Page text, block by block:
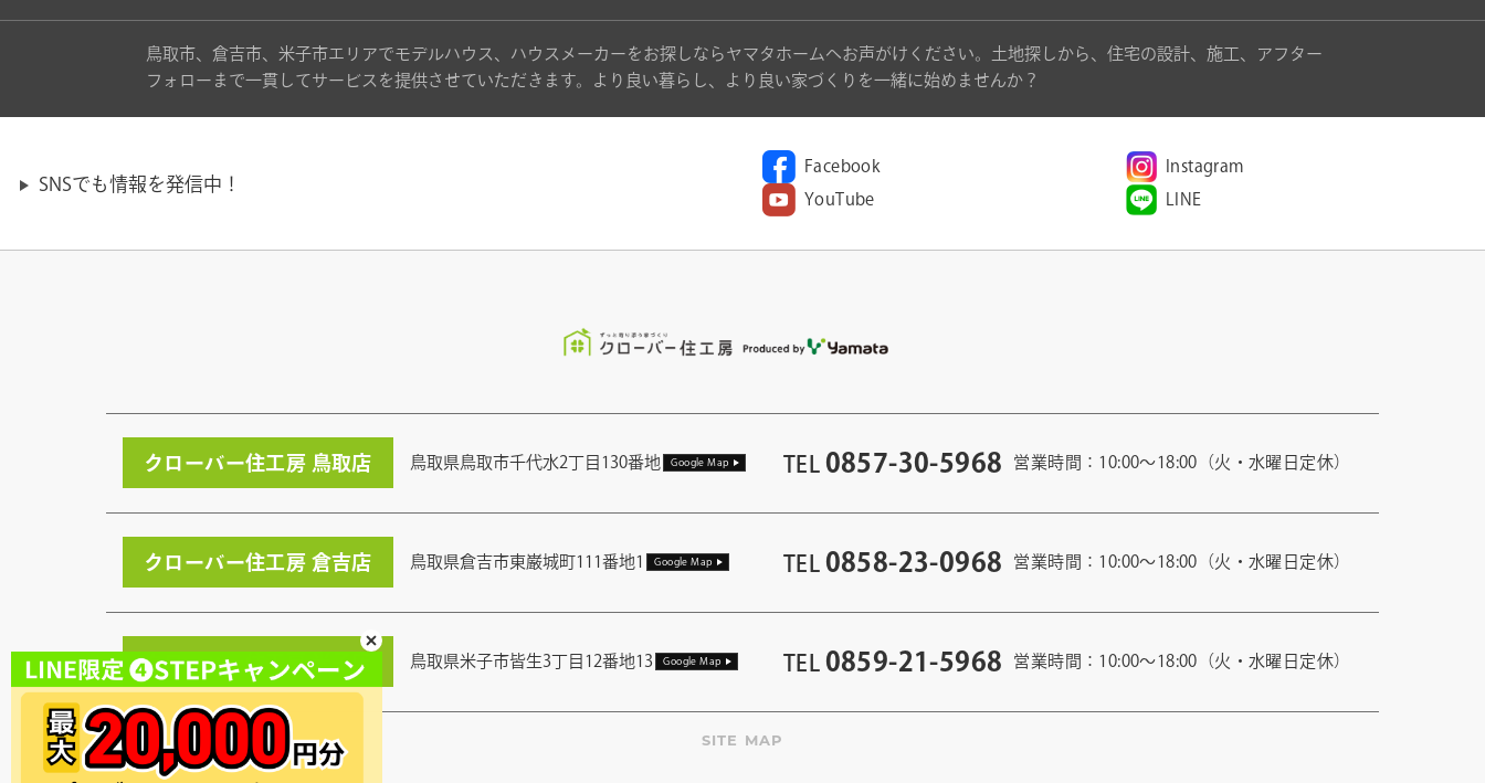
鳥取市、倉吉市、米子市エリアでモデルハウス、ハウスメーカーをお探しならヤマタホームへお声がけください。土地探しから、住宅の設計、施工、アフター
フォローまで一貫してサービスを提供させていただきます。より良い暮らし、より良い家づくりを一緒に始めませんか？
SNSでも情報を発信中！
Facebook
Instagram
YouTube
LINE
クローバー住工房 鳥取店 鳥取県鳥取市千代水2丁目130番地 Google Map TEL 0857-30-5968 営業時間：10:00〜18:00（火・水曜日定休）
クローバー住工房 倉吉店 鳥取県倉吉市東巌城町111番地1 Google Map TEL 0858-23-0968 営業時間：10:00〜18:00（火・水曜日定休）
クローバー住工房 米子店 鳥取県米子市皆生3丁目12番地13 Google Map TEL 0859-21-5968 営業時間：10:00〜18:00（火・水曜日定休）
SITE MAP